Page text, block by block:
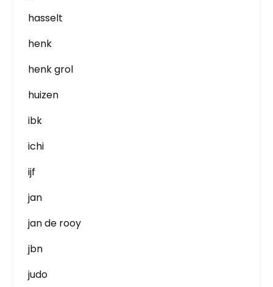
hasselt
henk
henk grol
huizen
ibk
ichi
ijf
jan
jan de rooy
jbn
judo